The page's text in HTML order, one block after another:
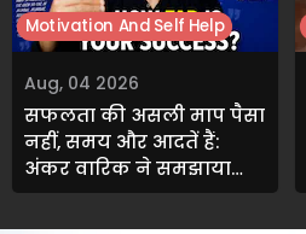
Aug, 04 2026
सफलता की असली माप पैसा
नहीं, समय और आदतें हैं:
अंकुर वारिकू ने समझाया
कामयाबी का नया फॉर्मूला
Motivation And Self Help